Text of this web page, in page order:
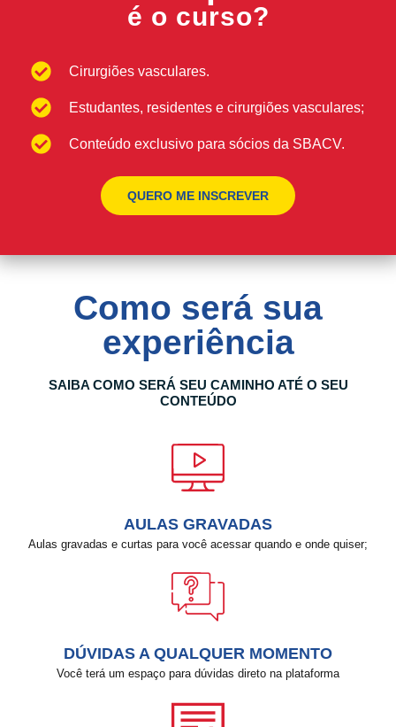
é o curso?
Cirurgiões vasculares.
Estudantes, residentes e cirurgiões vasculares;
Conteúdo exclusivo para sócios da SBACV.
QUERO ME INSCREVER
Como será sua
experiência
SAIBA COMO SERÁ SEU CAMINHO ATÉ O SEU
CONTEÚDO
AULAS GRAVADAS
Aulas gravadas e curtas para você acessar quando e onde quiser;
DÚVIDAS A QUALQUER MOMENTO
Você terá um espaço para dúvidas direto na plataforma